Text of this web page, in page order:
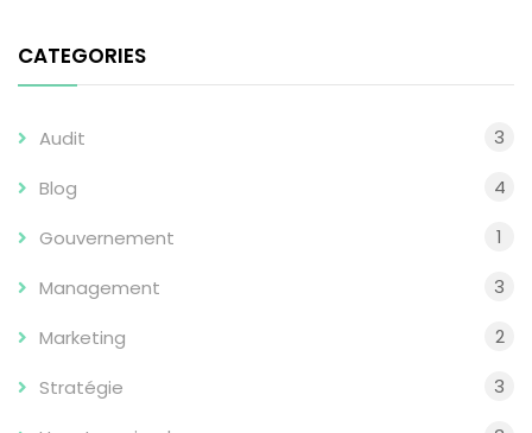
CATEGORIES
Audit 3
Blog 4
Gouvernement 1
Management 3
Marketing 2
Stratégie 3